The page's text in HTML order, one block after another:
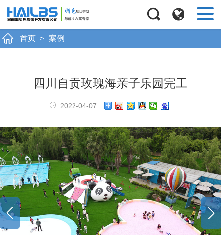
首页 > 案例
四川自贡玫瑰海亲子乐园完工
2022-04-07